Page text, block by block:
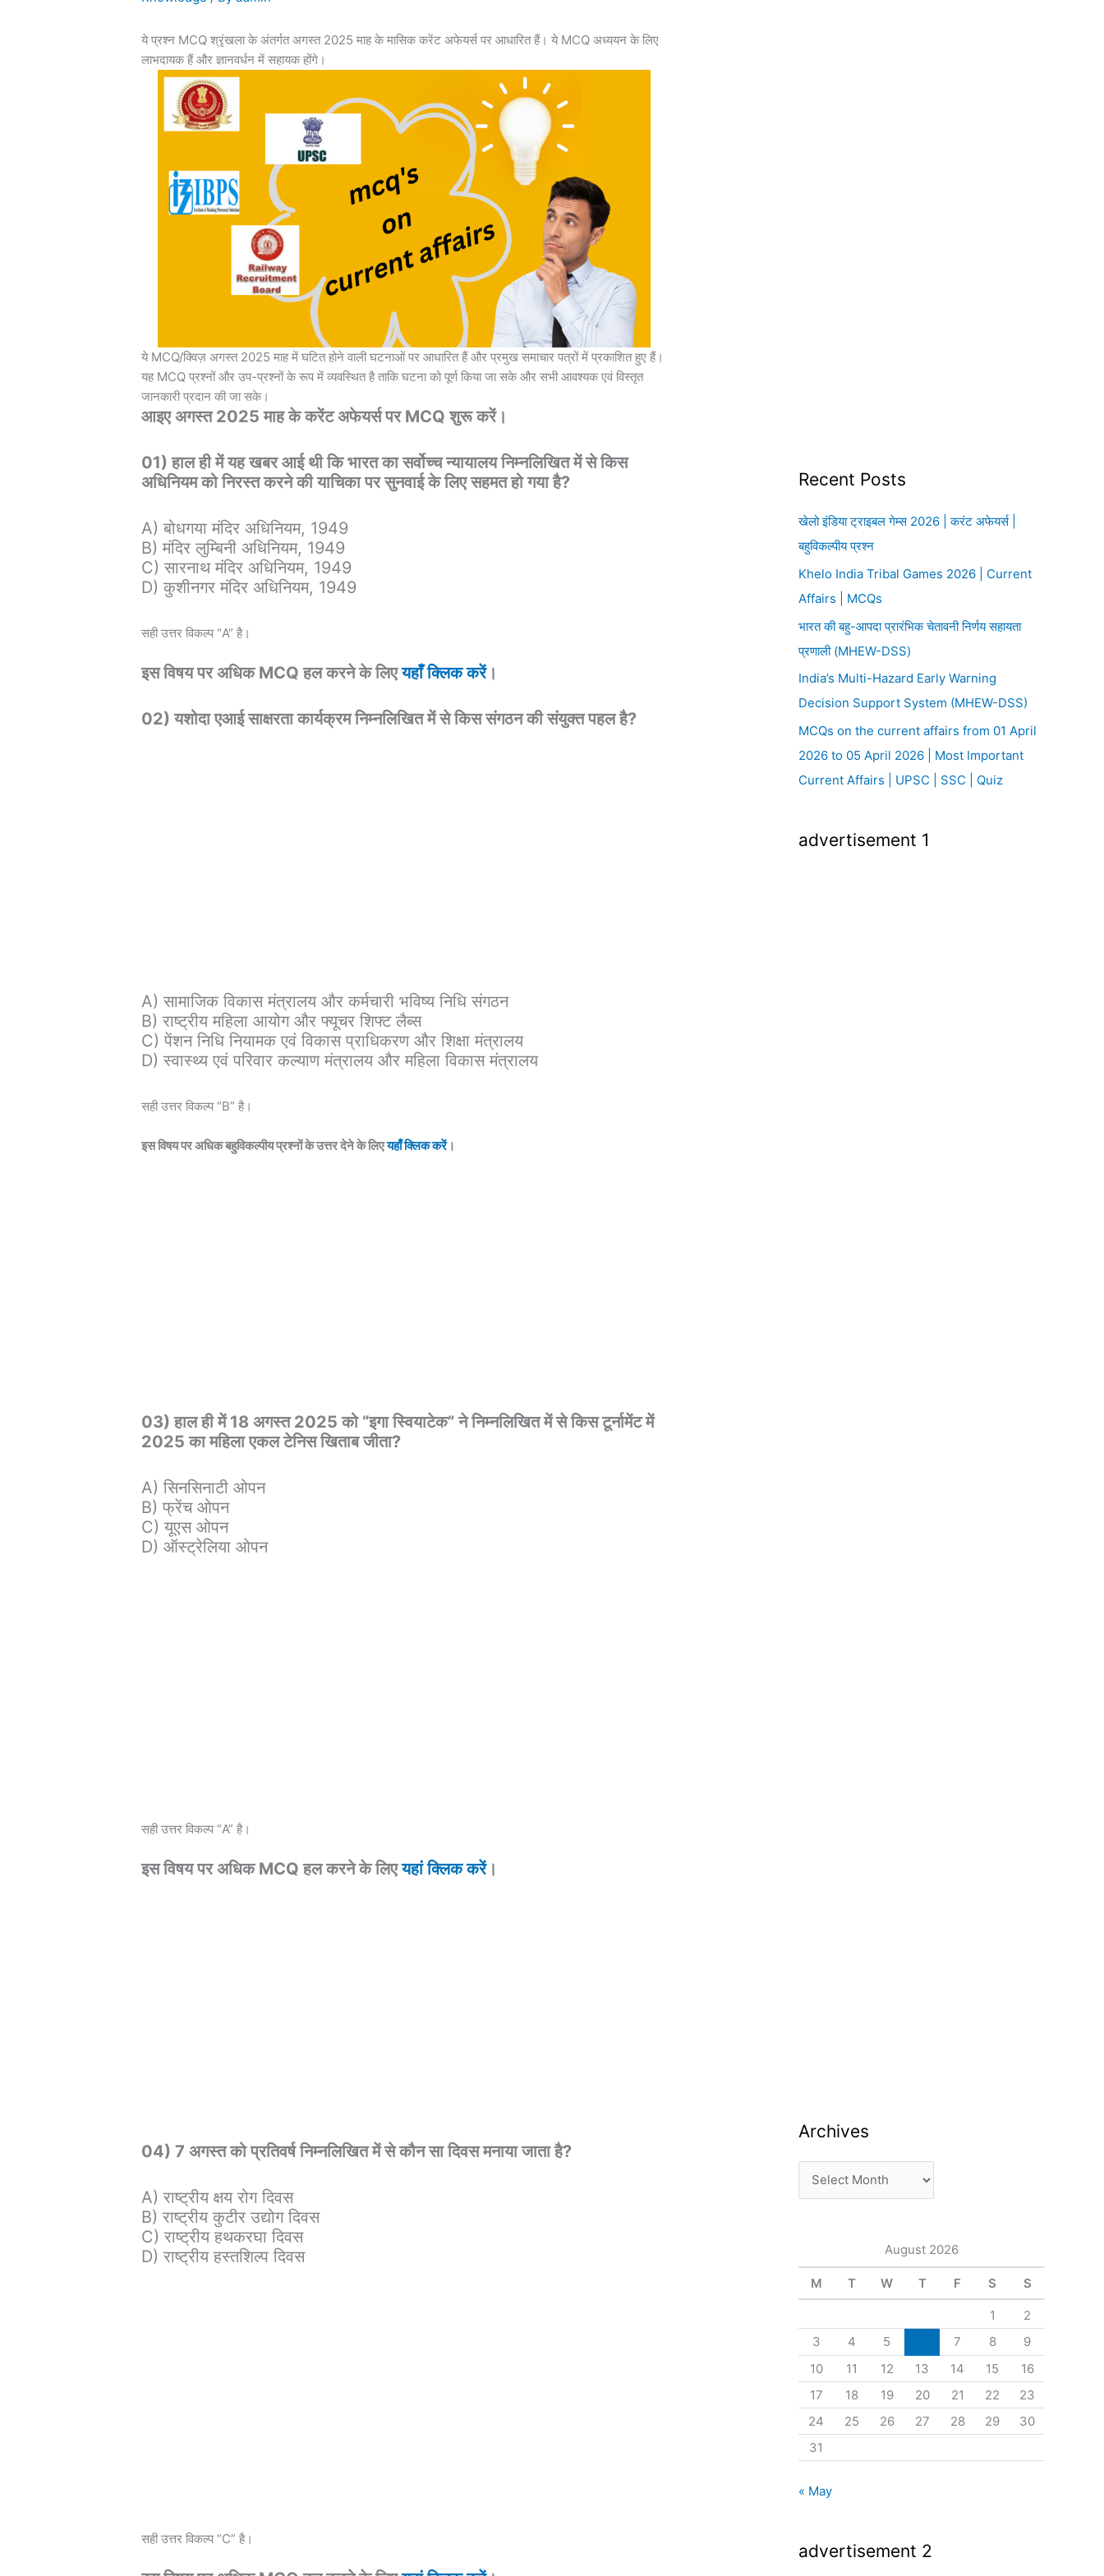
ये प्रश्न MCQ श्रृंखला के अंतर्गत अगस्त 2025 माह के मासिक करेंट अफेयर्स पर आधारित हैं। ये MCQ अध्ययन के लिए
लाभदायक हैं और ज्ञानवर्धन में सहायक होंगे।
ये MCQ/क्विज़ अगस्त 2025 माह में घटित होने वाली घटनाओं पर आधारित हैं और प्रमुख समाचार पत्रों में प्रकाशित हुए हैं।
यह MCQ प्रश्नों और उप-प्रश्नों के रूप में व्यवस्थित है ताकि घटना को पूर्ण किया जा सके और सभी आवश्यक एवं विस्तृत
जानकारी प्रदान की जा सके।
आइए अगस्त 2025 माह के करेंट अफेयर्स पर MCQ शुरू करें।
01) हाल ही में यह खबर आई थी कि भारत का सर्वोच्च न्यायालय निम्नलिखित में से किस
अधिनियम को निरस्त करने की याचिका पर सुनवाई के लिए सहमत हो गया है?
A) बोधगया मंदिर अधिनियम, 1949
B) मंदिर लुम्बिनी अधिनियम, 1949
C) सारनाथ मंदिर अधिनियम, 1949
D) कुशीनगर मंदिर अधिनियम, 1949
सही उत्तर विकल्प “A” है।
इस विषय पर अधिक MCQ हल करने के लिएयहाँ क्लिक करें।
02) यशोदा एआई साक्षरता कार्यक्रम निम्नलिखित में से किस संगठन की संयुक्त पहल है?
A) सामाजिक विकास मंत्रालय और कर्मचारी भविष्य निधि संगठन
B) राष्ट्रीय महिला आयोग और फ्यूचर शिफ्ट लैब्स
C) पेंशन निधि नियामक एवं विकास प्राधिकरण और शिक्षा मंत्रालय
D) स्वास्थ्य एवं परिवार कल्याण मंत्रालय और महिला विकास मंत्रालय
सही उत्तर विकल्प “B” है।
इस विषय पर अधिक बहुविकल्पीय प्रश्नों के उत्तर देने के लिएयहाँ क्लिक करें।
03) हाल ही में 18 अगस्त 2025 को “इगा स्वियाटेक” ने निम्नलिखित में से किस टूर्नामेंट में
2025 का महिला एकल टेनिस खिताब जीता?
A) सिनसिनाटी ओपन
B) फ्रेंच ओपन
C) यूएस ओपन
D) ऑस्ट्रेलिया ओपन
सही उत्तर विकल्प “A” है।
इस विषय पर अधिक MCQ हल करने के लिएयहां क्लिक करें।
04) 7 अगस्त को प्रतिवर्ष निम्नलिखित में से कौन सा दिवस मनाया जाता है?
A) राष्ट्रीय क्षय रोग दिवस
B) राष्ट्रीय कुटीर उद्योग दिवस
C) राष्ट्रीय हथकरघा दिवस
D) राष्ट्रीय हस्तशिल्प दिवस
सही उत्तर विकल्प “C” है।
Recent Posts
खेलो इंडिया ट्राइबल गेम्स 2026 | करंट अफेयर्स |
बहुविकल्पीय प्रश्न
Khelo India Tribal Games 2026 | Current
Affairs | MCQs
भारत की बहु-आपदा प्रारंभिक चेतावनी निर्णय सहायता
प्रणाली (MHEW-DSS)
India’s Multi-Hazard Early Warning
Decision Support System (MHEW-DSS)
MCQs on the current affairs from 01 April
2026 to 05 April 2026 | Most Important
Current Affairs | UPSC | SSC | Quiz
advertisement 1
Archives
August 2026
M T W T F S S
1
2
3
4 5 7 8
9
10
11 12 13 14 15
16
17
18 19 20 21 22
23
24
25 26 27 28 29
30
31
« May
advertisement 2